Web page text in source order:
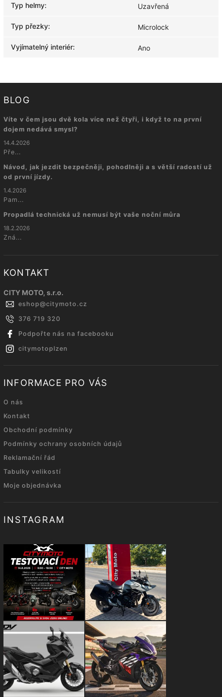
Typ helmy: Uzavřená
Typ přezky: Microlock
Vyjímatelný interiér: Ano
BLOG
Víte v čem jsou dvě kola více než čtyři, i když to na první
dojem nedává smysl?
14.4.2026
Pře...
Návod, jak jezdit bezpečněji, pohodlněji a s větší radostí už
od první jízdy.
1.4.2026
Pam...
Propadlá technická už nemusí být vaše noční můra
18.2.2026
Zná...
KONTAKT
CITY MOTO, s.r.o.
eshop@citymoto.cz
376 719 320
Podpořte nás na facebooku
citymotoplzen
INFORMACE PRO VÁS
O nás
Kontakt
Obchodní podmínky
Podmínky ochrany osobních údajů
Reklamační řád
Tabulky velikostí
Moje objednávka
INSTAGRAM